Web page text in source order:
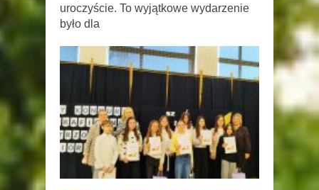
uroczyście. To wyjątkowe wydarzenie
było dla